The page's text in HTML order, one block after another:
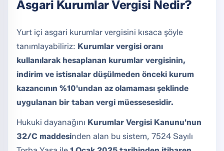
Asgari Kurumlar Vergisi Nedir?
Yurt içi asgari kurumlar vergisini kısaca şöyle
tanımlayabiliriz: Kurumlar vergisi oranı
kullanılarak hesaplanan kurumlar vergisinin,
indirim ve istisnalar düşülmeden önceki kurum
kazancının %10'undan az olamaması şeklinde
uygulanan bir taban vergi müessesesidir.
Hukuki dayanağını Kurumlar Vergisi Kanunu'nun
32/C maddesinden alan bu sistem, 7524 Sayılı